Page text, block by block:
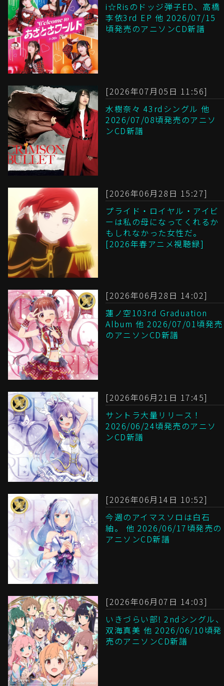
i☆Risのドッジ弾子ED、高橋
李依3rd EP 他 2026/07/15
頃発売のアニソンCD新譜
[2026年07月05日 11:56]
水樹奈々 43rdシングル 他
2026/07/08頃発売のアニソ
ンCD新譜
[2026年06月28日 15:27]
プライド・ロイヤル・アイビ
ーは私の母になってくれるか
もしれなかった女性だ。
[2026年春アニメ視聴録]
[2026年06月28日 14:02]
蓮ノ空103rd Graduation
Album 他 2026/07/01頃発売
のアニソンCD新譜
[2026年06月21日 17:45]
サントラ大量リリース！
2026/06/24頃発売のアニソ
ンCD新譜
[2026年06月14日 10:52]
今週のアイマスソロは白石
紬。 他 2026/06/17頃発売の
アニソンCD新譜
[2026年06月07日 14:03]
いきづらい部! 2ndシングル、
双海真美 他 2026/06/10頃発
売のアニソンCD新譜